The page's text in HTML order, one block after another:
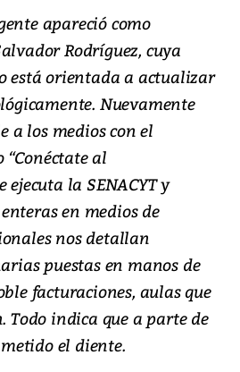
apareció como
Rodríguez, cuya
está orientada a actualizar
Nuevamente
a los medios con el
al
ejecuta la SENACYT y
en medios de
nos detallan
puestas en manos de
facturaciones, aulas que
Todo indica que a parte de
el diente.